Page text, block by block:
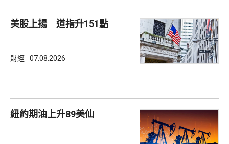
美股上揚 道指升151點
財經 07.08.2026
紐約期油上升89美仙